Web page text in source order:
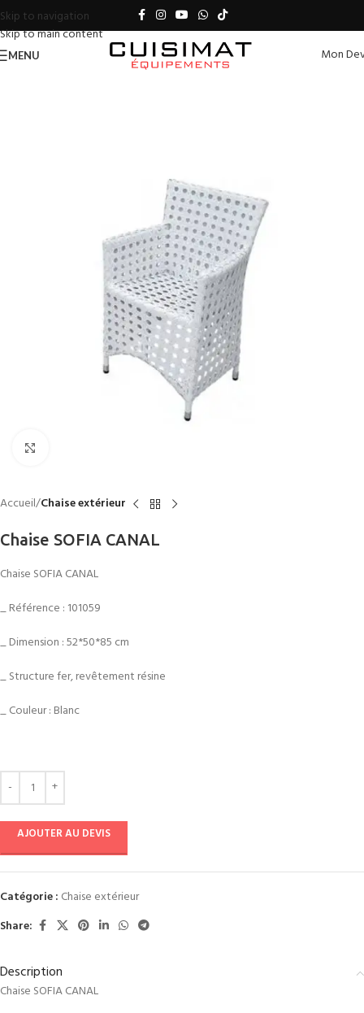
Skip to navigation
Skip to main content
MENU Mon
Accueil Chaise extérieur
Chaise SOFIA CANAL
Chaise SOFIA CANAL
_ Référence : 101059
_ Dimension : 52*50*85 cm
_ Structure fer, revêtement résine
_ Couleur : Blanc
AJOUTER AU DEVIS
Catégorie : Chaise extérieur
Share:
Description
Chaise SOFIA CANAL